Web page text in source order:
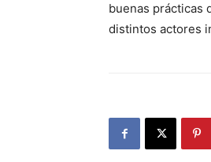
buenas prácticas
distintos actores